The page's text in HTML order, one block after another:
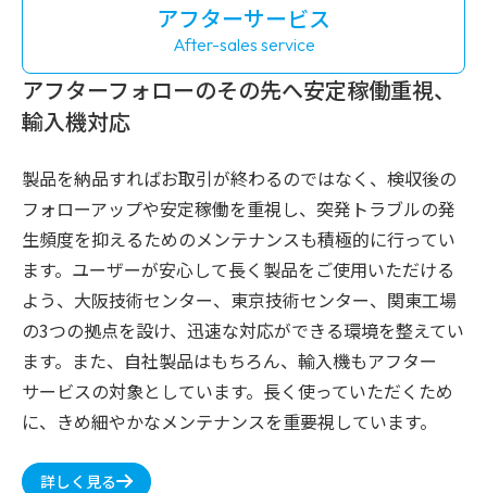
アフターサービス
After-sales service
アフターフォローのその先へ安定稼働重視、
輸入機対応
製品を納品すればお取引が終わるのではなく、検収後の
フォローアップや安定稼働を重視し、突発トラブルの発
生頻度を抑えるためのメンテナンスも積極的に行ってい
ます。ユーザーが安心して長く製品をご使用いただける
よう、大阪技術センター、東京技術センター、関東工場
の3つの拠点を設け、迅速な対応ができる環境を整えてい
ます。また、自社製品はもちろん、輸入機もアフター
サービスの対象としています。長く使っていただくため
に、きめ細やかなメンテナンスを重要視しています。
詳しく見る